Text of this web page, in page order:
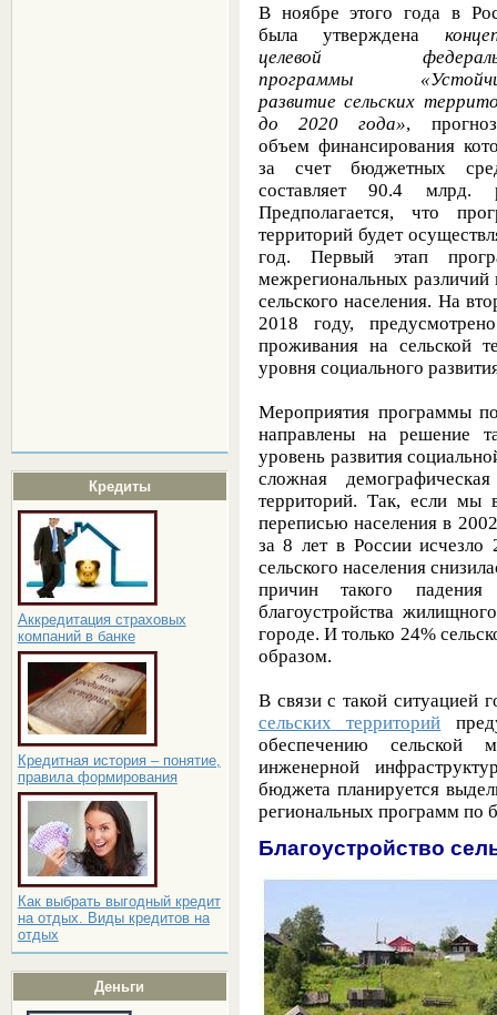
Кредиты
Аккредитация страховых
компаний в банке
Кредитная история – понятие,
правила формирования
Как выбрать выгодный кредит
на отдых. Виды кредитов на
отдых
Деньги
В ноябре этого года в
была утверждена
целевой
программы
развитие сельских
до 2020 года»,
объем финансирования
за счет бюджетных
составляет 90.4 млрд.
Предполагается, что
территорийбудет
год. Первый этап
межрегиональных различий
сельского населения. На
2018 году,
проживания на сельской
уровня социального
Мероприятия программы
направлены на решение
уровень развития
сложная
территорий. Так, если мы
переписью населения в
за 8 лет в России исчезло
сельского населения
причин такого
благоустройства
городе. И только 24%
образом.
В связи с такой ситуацией
сельских территорий
обеспечению сельской
инженерной
бюджета планируется
региональных программ по
Благоустройство